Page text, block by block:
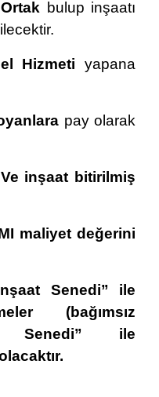
bulup inşaatı
Hizmeti yapana
pay olarak
değerini
Senedi” ile
(bağımsız
Senedi” ile